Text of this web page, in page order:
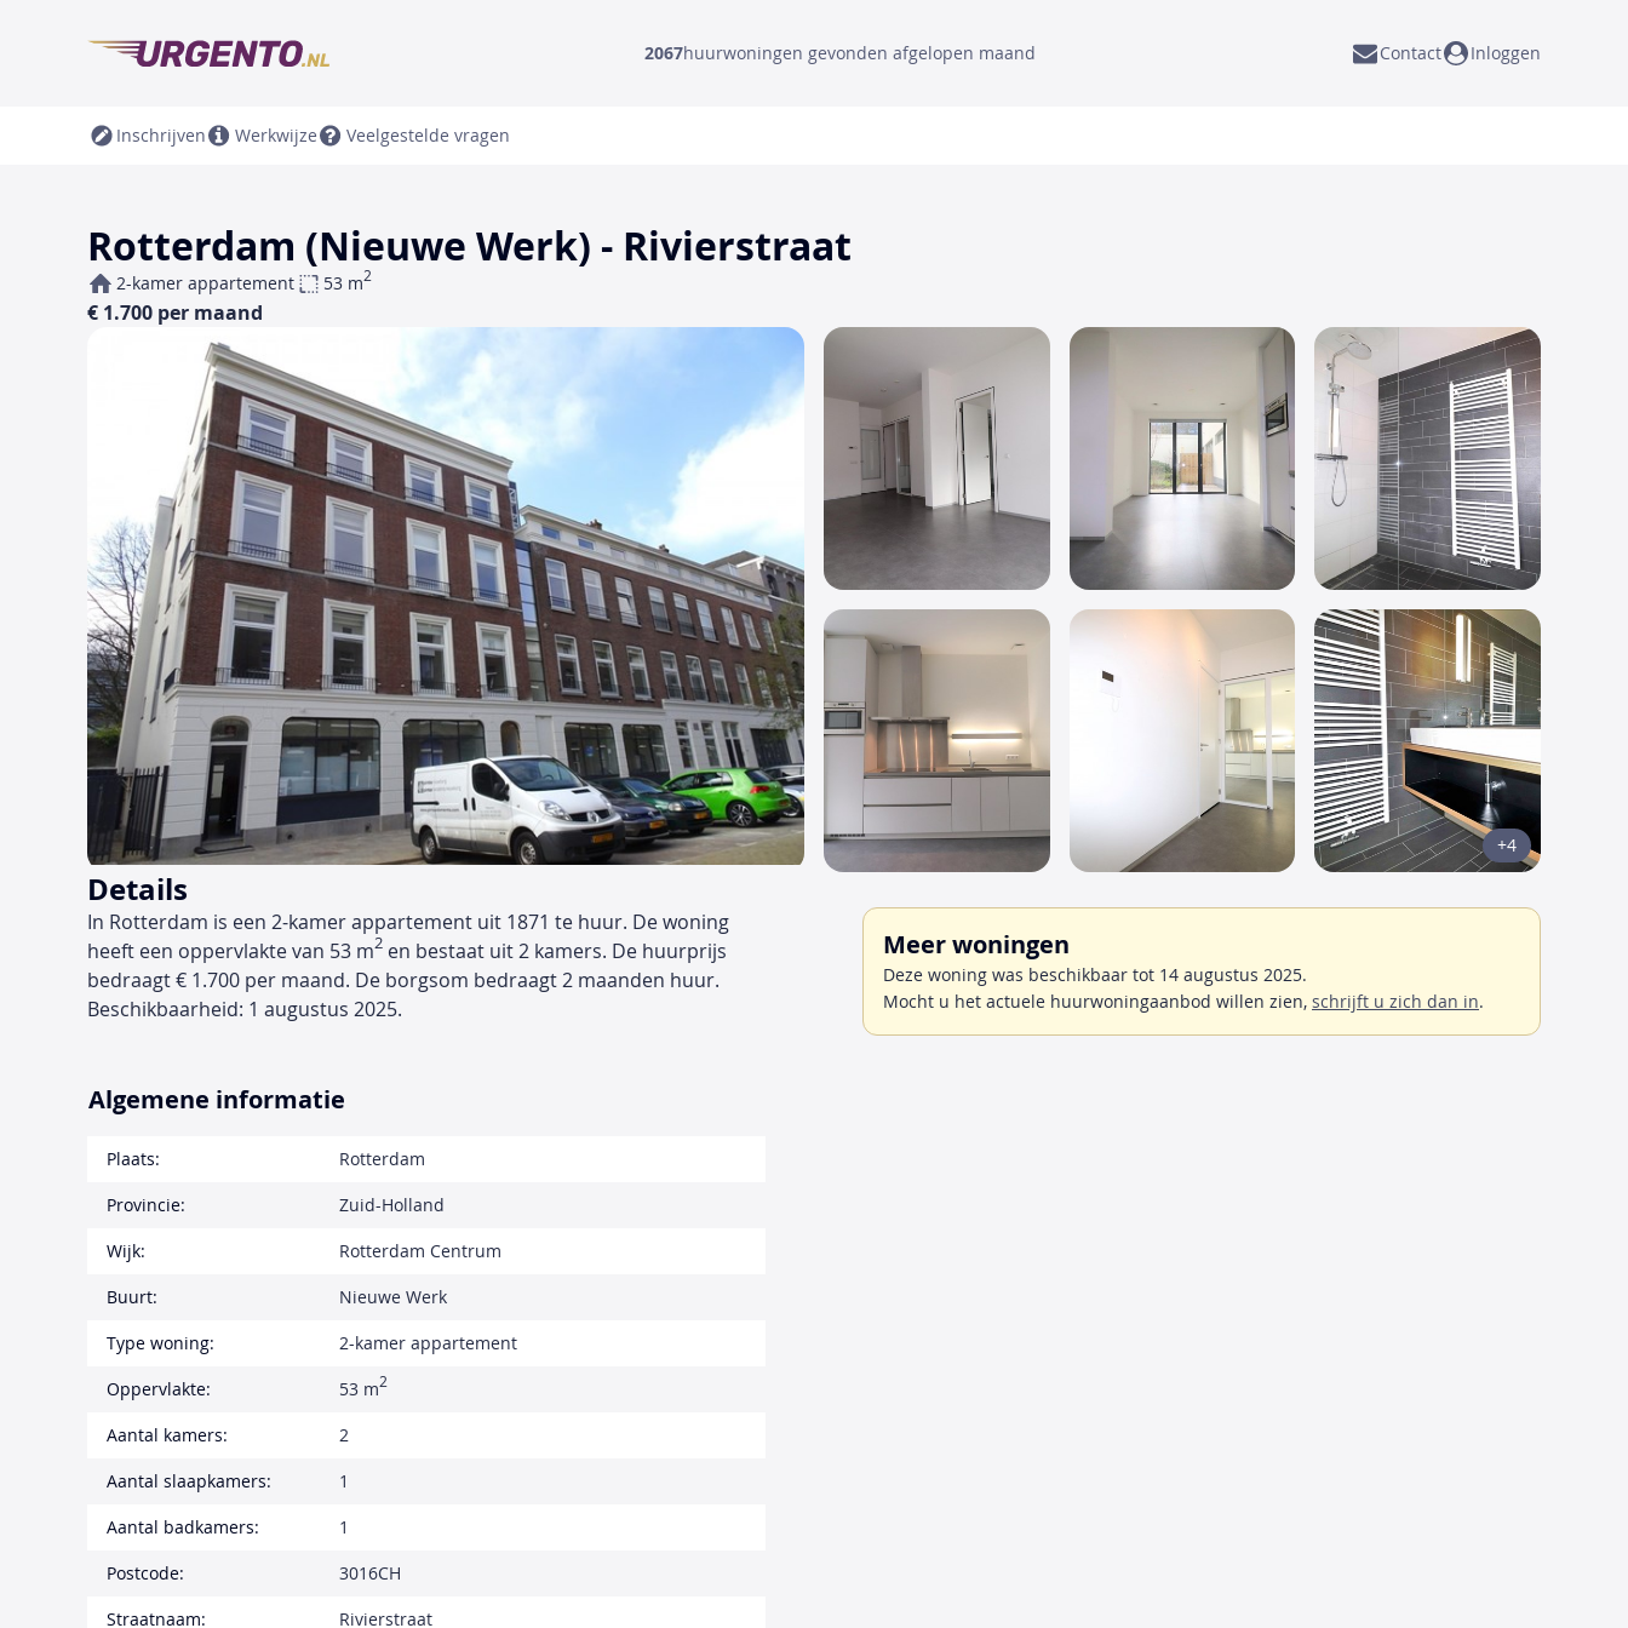
2067huurwoningen gevonden afgelopen maand Contact Inloggen
Inschrijven Werkwijze Veelgestelde vragen
Rotterdam (Nieuwe Werk) - Rivierstraat
2-kamer appartement 53 m2
€ 1.700 per maand
+4
Details
In Rotterdam is een 2-kamer appartement uit 1871 te huur. De woning
heeft een oppervlakte van 53 m2 en bestaat uit 2 kamers. De huurprijs
bedraagt € 1.700 per maand. De borgsom bedraagt 2 maanden huur.
Beschikbaarheid: 1 augustus 2025.
Meer woningen
Deze woning was beschikbaar tot 14 augustus 2025.
Mocht u het actuele huurwoningaanbod willen zien, schrijft u zich dan in.
Algemene informatie
Plaats:
Rotterdam
Provincie:
Zuid-Holland
Wijk:
Rotterdam Centrum
Buurt:
Nieuwe Werk
Type woning:
2-kamer appartement
Oppervlakte:
53 m2
Aantal kamers:
2
Aantal slaapkamers:
1
Aantal badkamers:
1
Postcode:
3016CH
Straatnaam:
Rivierstraat